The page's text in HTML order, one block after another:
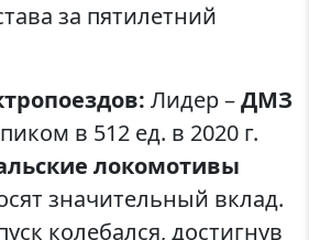
за пятилетний
Лидер –ДМЗ
в 512 ед. в 2020 г.
локомотивы
значительный вклад.
колебался, достигнув